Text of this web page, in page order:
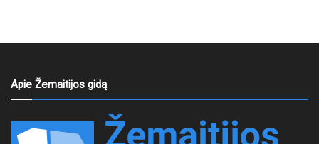
Apie Žemaitijos gidą